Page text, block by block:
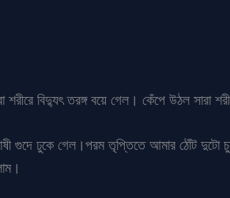
শরীরে বিদ্যুৎ তরঙ্গ বয়ে গেল। কেঁপে উঠল সারা
গুদে ঢুকে গেল।পরম তৃপ্তিতে আমার ঠোঁট